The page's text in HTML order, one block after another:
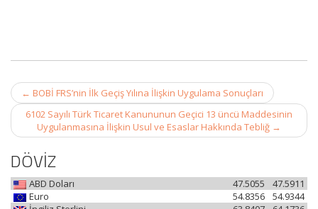
Post
navigation
← BOBİ FRS’nin İlk Geçiş Yılına İlişkin Uygulama Sonuçları
6102 Sayılı Türk Ticaret Kanununun Geçici 13 üncü Maddesinin
Uygulanmasına İlişkin Usul ve Esaslar Hakkında Tebliğ →
DÖVİZ
ABD Doları 47.5911
47.5055
Euro
54.9344
54.8356